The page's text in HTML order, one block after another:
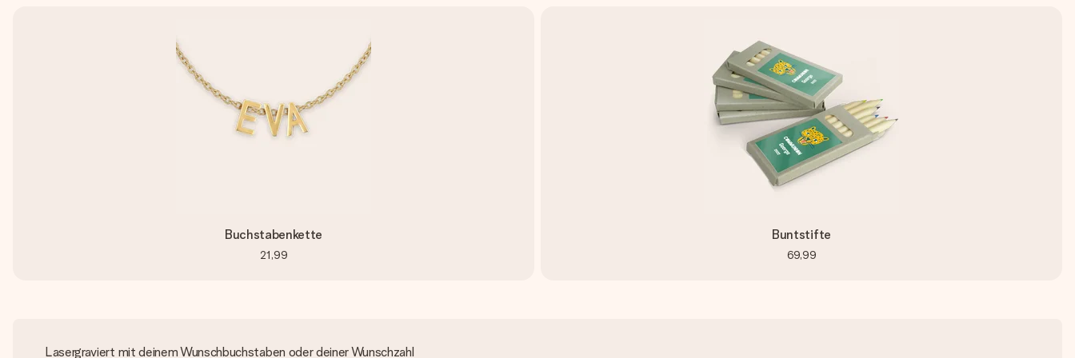
Buchstabenkette
21,99
Buntstifte
69,99
Lasergraviert mit deinem Wunschbuchstaben oder deiner Wunschzahl